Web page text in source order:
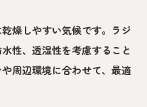
燥しやすい気候です。ラジ
性、透湿性を考慮すること
周辺環境に合わせて、最適